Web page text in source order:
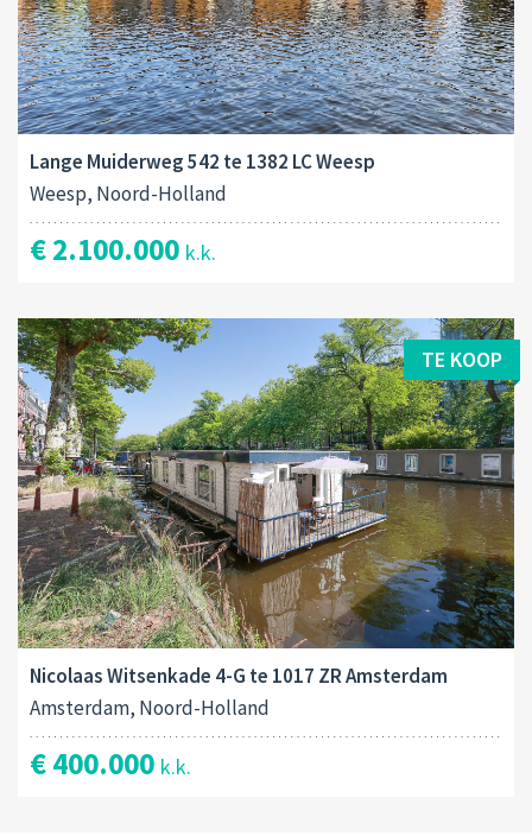
Lange Muiderweg 542 te 1382 LC Weesp
Weesp, Noord-Holland
€ 2.100.000 k.k.
TE KOOP
Nicolaas Witsenkade 4-G te 1017 ZR Amsterdam
Amsterdam, Noord-Holland
€ 400.000 k.k.